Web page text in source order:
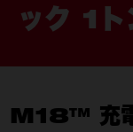
ック 1
M18™ 充電